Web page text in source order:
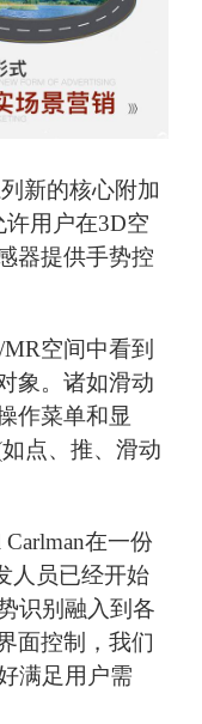
新的核心附加
用户在3D空
器提供手势控
空间中看到
象。诸如滑动
作菜单和显
点、推、滑动
在一份
人员已经开始
识别融入到各
面控制，我们
满足用户需